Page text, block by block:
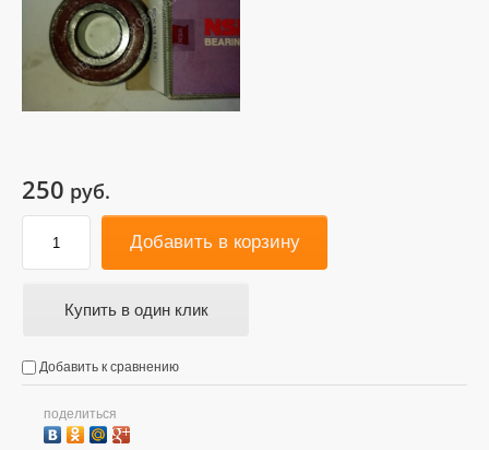
250 руб.
Добавить в корзину
Купить в один клик
Добавить к сравнению
поделиться